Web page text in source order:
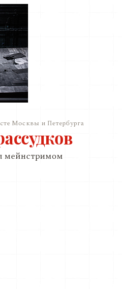
Москвы и Петербурга
мейнстримом